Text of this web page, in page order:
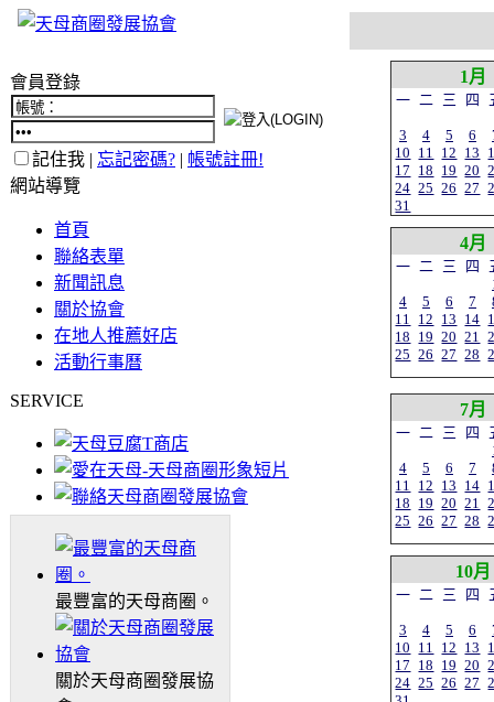
會員登錄
記住我 | 忘記密碼? | 帳號註冊!
網站導覽
首頁
聯絡表單
新聞訊息
關於協會
在地人推薦好店
活動行事曆
SERVICE
最豐富的天母商圈。
關於天母商圈發展協
1月
一 二 三 四
3 4 5 6
10 11 12 13
17 18 19 20
24 25 26 27
31
4月
一 二 三 四
4
5 6 7
11 12 13 14
18 19 20 21
25 26 27 28
7月
一 二 三 四
4
5 6 7
11 12 13 14
18 19 20 21
25 26 27 28
10月
一 二 三 四
3 4 5 6
10 11 12 13
17 18 19 20
24 25 26 27